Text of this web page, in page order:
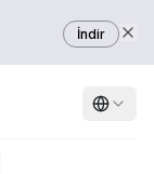
İndir